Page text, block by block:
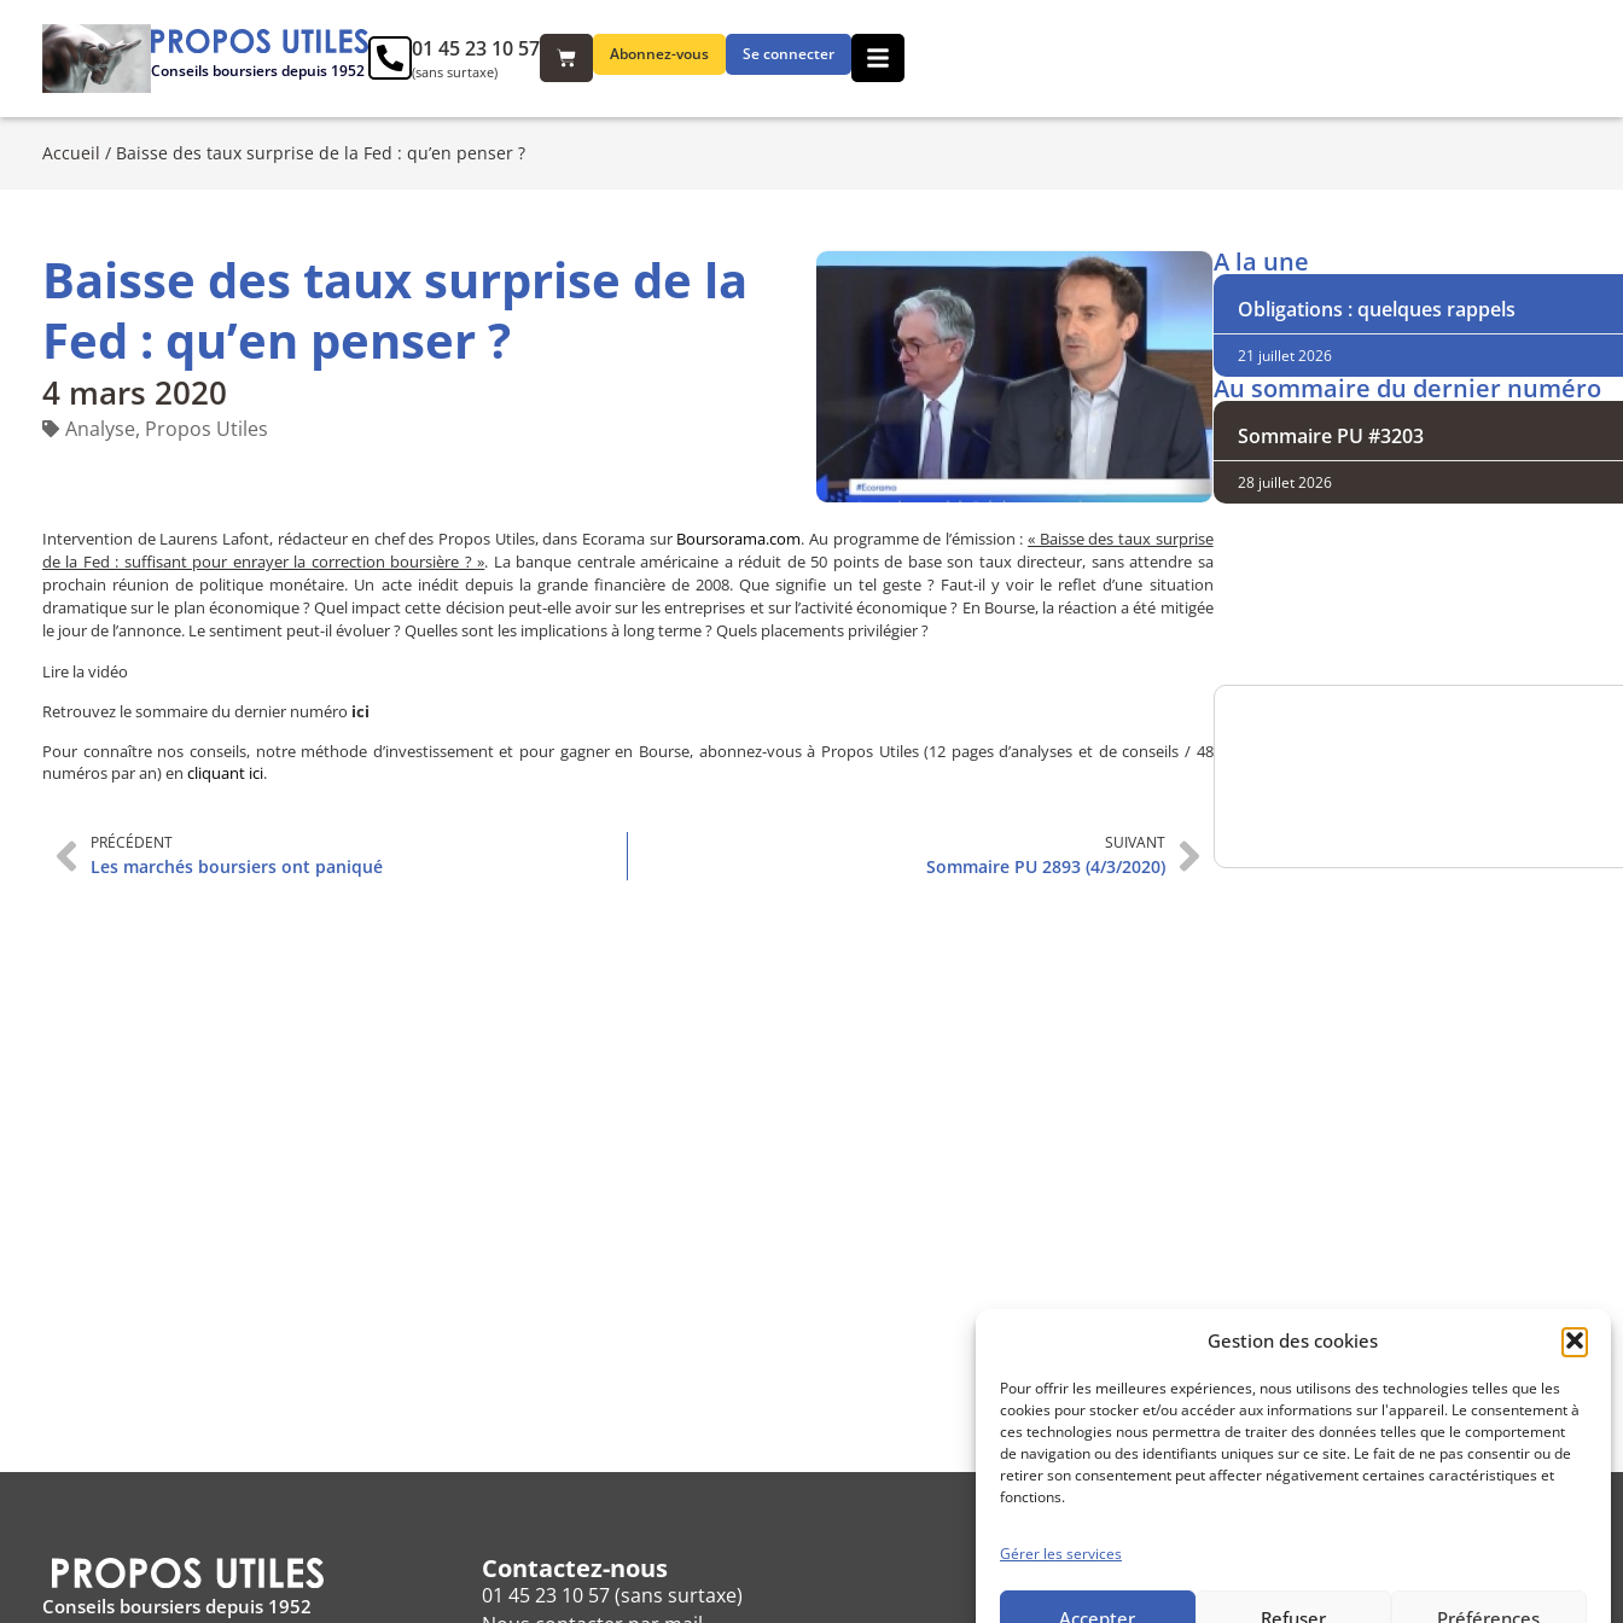
Gestion des cookies
Pour offrir les meilleures expériences, nous utilisons des technologies telles que les
cookies pour stocker et/ou accéder aux informations sur l'appareil. Le consentement à
ces technologies nous permettra de traiter des données telles que le comportement
de navigation ou des identifiants uniques sur ce site. Le fait de ne pas consentir ou de
retirer son consentement peut affecter négativement certaines caractéristiques et
fonctions.
Gérer les services
Accepter Refuser Préférences
Conseils boursiers depuis 1952
Abonnez-vous Se connecter
01 45 23 10 57
(sans surtaxe)
Accueil / Baisse des taux surprise de la Fed : qu’en penser ?
Baisse des taux surprise de la
Fed : qu’en penser ?
4 mars 2020
Analyse, Propos Utiles
Intervention de Laurens Lafont, rédacteur en chef des Propos Utiles, dans Ecorama sur Boursorama.com. Au programme de l’émission :« Baisse des taux surprise
de la Fed : suffisant pour enrayer la correction boursière ? ». La banque centrale américaine a réduit de 50 points de base son taux directeur, sans attendre sa
prochain réunion de politique monétaire. Un acte inédit depuis la grande financière de 2008. Que signifie un tel geste ? Faut-il y voir le reflet d’une situation
dramatique sur le plan économique ? Quel impact cette décision peut-elle avoir sur les entreprises et sur l’activité économique ? En Bourse, la réaction a été mitigée
le jour de l’annonce. Le sentiment peut-il évoluer ? Quelles sont les implications à long terme ? Quels placements privilégier ?
Lire la vidéo
Retrouvez le sommaire du dernier numéro ici
Pour connaître nos conseils, notre méthode d’investissement et pour gagner en Bourse, abonnez-vous à Propos Utiles (12 pages d’analyses et de conseils / 48
numéros par an) en cliquant ici.
PRÉCÉDENT
Les marchés boursiers ont paniqué
SUIVANT
Sommaire PU 2893 (4/3/2020)
A la une
Obligations : quelques rappels
21 juillet 2026
Au sommaire du dernier numéro
Sommaire PU #3203
28 juillet 2026
notre méthode d'investissement
Conseils boursiers depuis 1952
Contactez-nous
01 45 23 10 57 (sans surtaxe)
Propos Utiles est une publication